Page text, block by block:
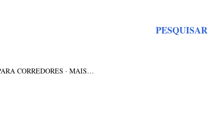
PESQUISAR
CORREDORES MAIS…